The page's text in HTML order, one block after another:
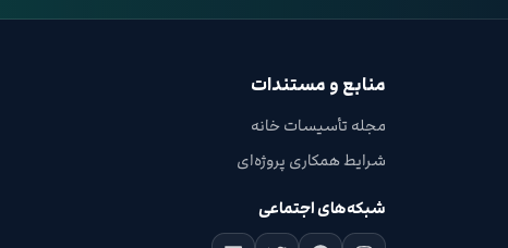
منابع و مستندات
مجله تأسیسات خانه
شرایط همکاری پروژه‌ای
شبکه‌های اجتماعی